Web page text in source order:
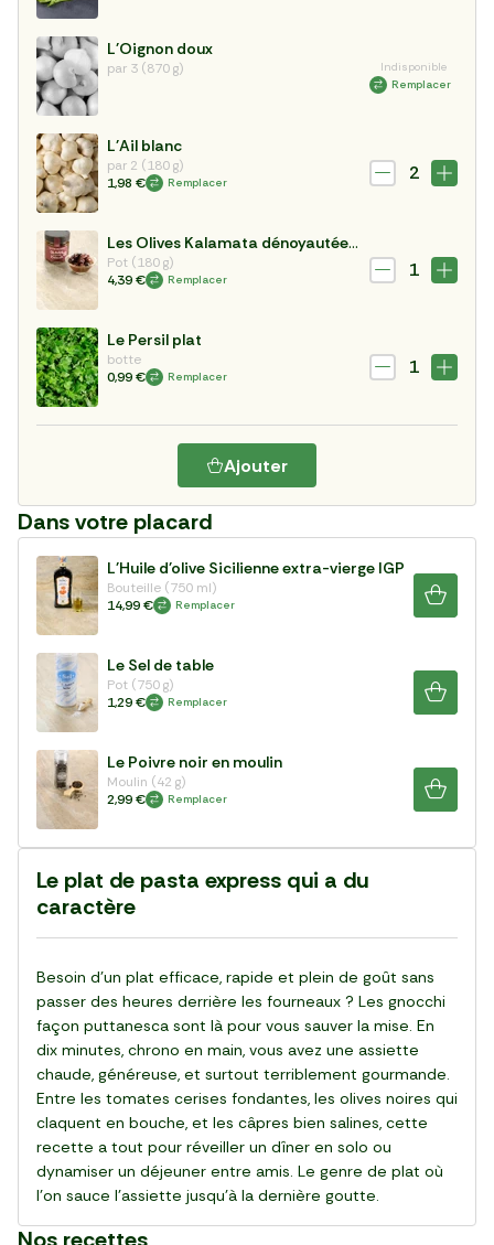
L'Oignon doux
par 3 (870 g)
Indisponible
Remplacer
L'Ail blanc
par 2 (180 g)
1,98 €
Remplacer 2
Les Olives Kalamata dénoyautées BIO
Pot (180 g)
4,39 €
Remplacer 1
Le Persil plat
botte
0,99 €
Remplacer 1
Ajouter
Dans votre placard
L'Huile d'olive Sicilienne extra-vierge IGP
Bouteille (750 ml)
14,99 €
Remplacer
Le Sel de table
Pot (750 g)
1,29 €
Remplacer
Le Poivre noir en moulin
Moulin (42 g)
2,99 €
Remplacer
Le plat de pasta express qui a du
caractère
Besoin d’un plat efficace, rapide et plein de goût sans
passer des heures derrière les fourneaux ? Les gnocchi
façon puttanesca sont là pour vous sauver la mise. En
dix minutes, chrono en main, vous avez une assiette
chaude, généreuse, et surtout terriblement gourmande.
Entre les tomates cerises fondantes, les olives noires qui
claquent en bouche, et les câpres bien salines, cette
recette a tout pour réveiller un dîner en solo ou
dynamiser un déjeuner entre amis. Le genre de plat où
l’on sauce l’assiette jusqu’à la dernière goutte.